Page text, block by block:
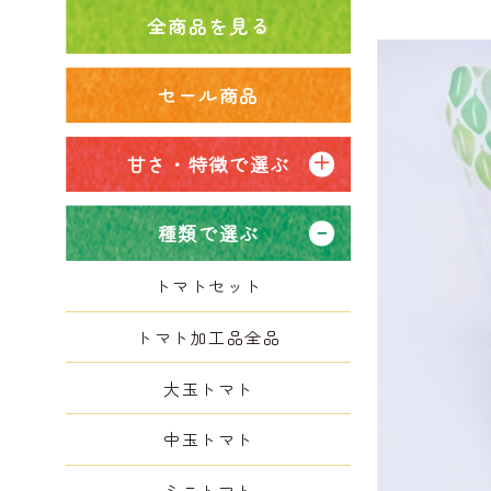
全商品を見る
セール商品
甘さ・特徴で選ぶ
種類で選ぶ
トマトセット
トマト加工品全品
大玉トマト
中玉トマト